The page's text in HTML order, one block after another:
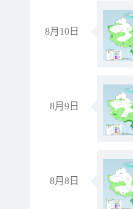
8月10日
8月9日
8月8日